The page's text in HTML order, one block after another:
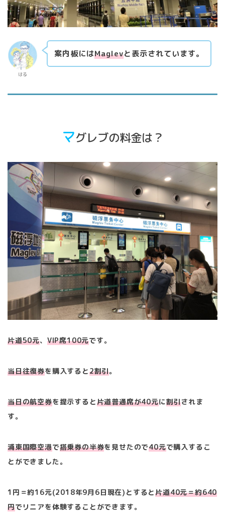
はる
案内板にはMaglevと表示されています。
マグレブの料金は？
片道50元、 VIP席100元です。
当日往復券を購入すると2割引。
当日の航空券を提示すると片道普通席が40元に割引されま
す。
浦東国際空港で搭乗券の半券を見せたので40元で購入するこ
とができました。
1円＝約16元(2018年9月6日現在)とすると片道40元＝約640
円でリニアを体験することができます。